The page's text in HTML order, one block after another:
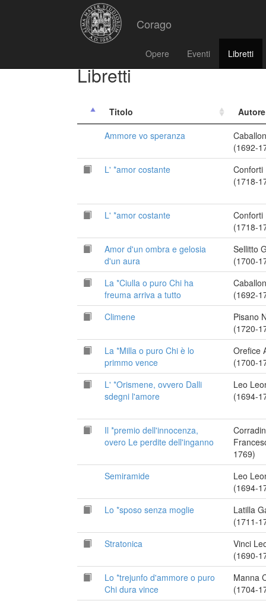
Corago
Opere Eventi Libretti
Libretti
Titolo
Autore
Ammore vo speranza
(1692-
L' *amor costante
Conforti
(1718-
L' *amor costante
Conforti
(1718-
Amor d'un ombra e gelosia
d'un aura
Sellitto
(1700-
La *Ciulla o puro Chi ha
freuma arriva a tutto
(1692-
Climene
Pisano
(1720-
La *Milla o puro Chi è lo
primmo vence
Orefice
(1700-
L' *Orismene, ovvero Dalli
sdegni l'amore
Leo
(1694-
Il *premio dell'innocenza,
overo Le perdite dell'inganno
1769)
Semiramide
Leo
(1694-
Lo *sposo senza moglie
Latilla
(1711-
Stratonica
Vinci
(1690-
Lo *trejunfo d'ammore o puro
Chi dura vince
Manna
(1704-